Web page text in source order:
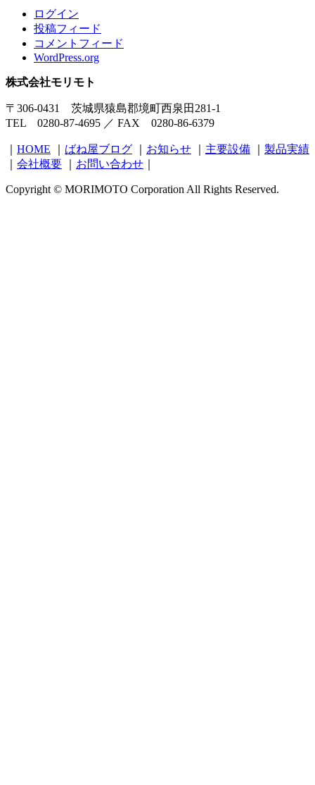
ログイン
投稿フィード
コメントフィード
WordPress.org
株式会社モリモト
〒306-0431 茨城県猿島郡境町西泉田281-1
TEL 0280-87-4695 ／ FAX 0280-86-6379
HOME ばね屋ブログ お知らせ 主要設備
製品実績
会社概要 お問い合わせ
Copyright © MORIMOTO Corporation All Rights Reserved.